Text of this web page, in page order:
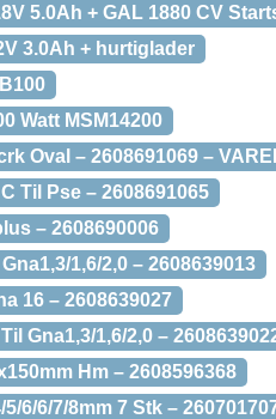
5.0Ah + GAL 1880 CV
3.0Ah + hurtiglader
Watt MSM14200
Oval – 2608691069 –
Til Pse – 2608691065
– 2608690006
1,6/2,0 – 2608639013
16 – 2608639027
Gna1,3/1,6/2,0 –
Hm – 2608596368
6/6/7/8mm 7 Stk –